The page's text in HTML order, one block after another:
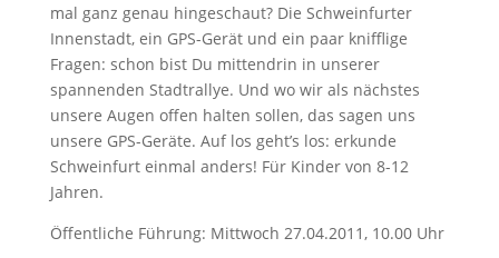
mal ganz genau hingeschaut? Die Schweinfurter
Innenstadt, ein GPS-Gerät und ein paar knifflige
Fragen: schon bist Du mittendrin in unserer
spannenden Stadtrallye. Und wo wir als nächstes
unsere Augen offen halten sollen, das sagen uns
unsere GPS-Geräte. Auf los geht’s los: erkunde
Schweinfurt einmal anders! Für Kinder von 8-12
Jahren.
Öffentliche Führung: Mittwoch 27.04.2011, 10.00 Uhr